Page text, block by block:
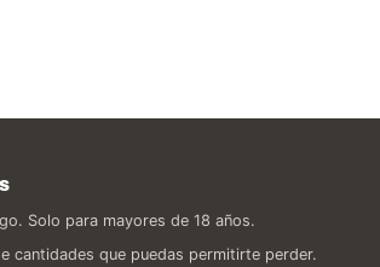
Solo para mayores de 18 años.
cantidades que puedas permitirte perder.